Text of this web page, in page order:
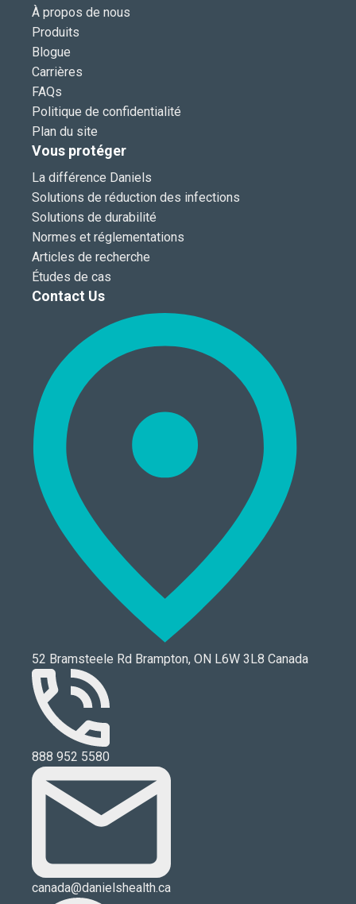
À propos de nous
Produits
Blogue
Carrières
FAQs
Politique de confidentialité
Plan du site
Vous protéger
La différence Daniels
Solutions de réduction des infections
Solutions de durabilité
Normes et réglementations
Articles de recherche
Études de cas
Contact Us
52 Bramsteele Rd Brampton, ON L6W 3L8 Canada
888 952 5580
canada@danielshealth.ca